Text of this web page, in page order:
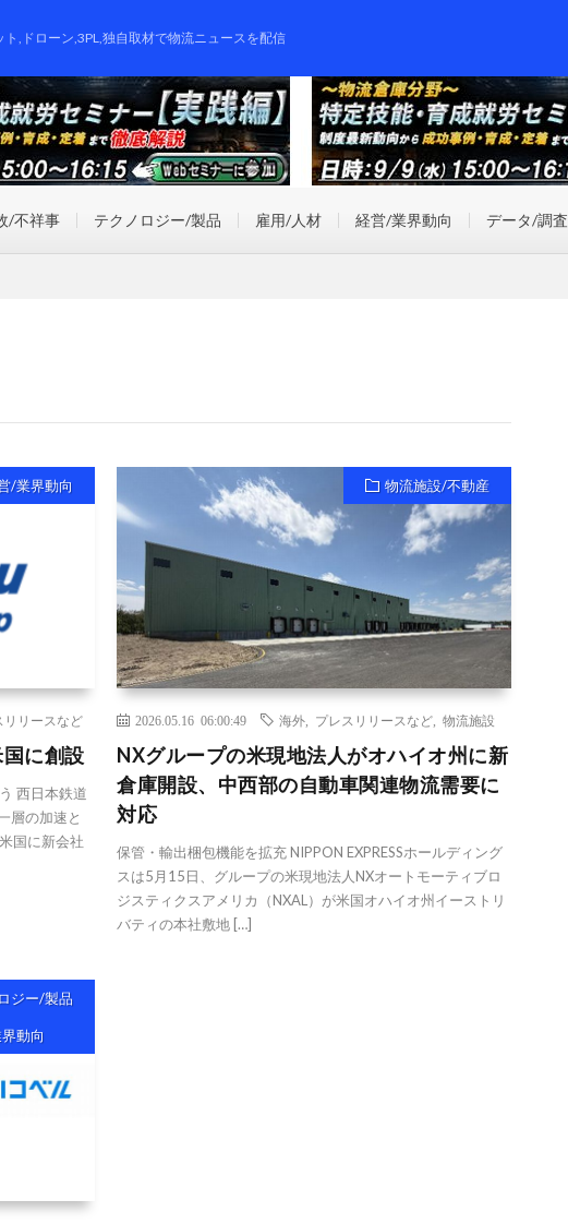
ト,ドローン,3PL,独自取材で物流ニュースを配信
/不祥事 テクノロジー/製品 雇用/人材 経営/業界動向 データ/調査
/業界動向
リリースなど
に創設
西日本鉄道
層の加速と
国に新会社
物流施設/不動産
2026.05.16 06:00:49 海外 プレスリリースなど ,物流施設
NXグループの米現地法人がオハイオ州に新
倉庫開設、中西部の自動車関連物流需要に
対応
保管・輸出梱包機能を拡充 NIPPON EXPRESSホールディング
スは5月15日、グループの米現地法人NXオートモーティブロ
ジスティクスアメリカ（NXAL）が米国オハイオ州イーストリ
バティの本社敷地 […]
ジー/製品
動向